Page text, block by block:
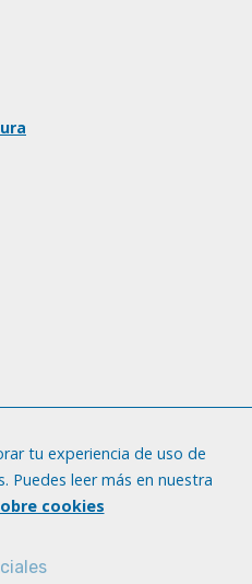
tu experiencia de uso de
Puedes leer más en nuestra
cookies